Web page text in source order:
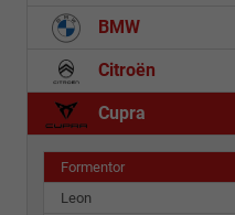
BMW
Citroën
Cupra
Formentor
Leon